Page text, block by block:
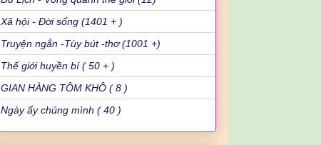
Xã hội - Đời sống (1401 + )
Truyện ngắn -Tùy bút -thơ (1001 +)
Thế giới huyền bí ( 50 + )
GIAN HÀNG TÔM KHÔ ( 8 )
Ngày ấy chúng mình ( 40 )